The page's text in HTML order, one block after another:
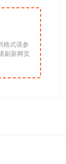
格式请参
刷新网页